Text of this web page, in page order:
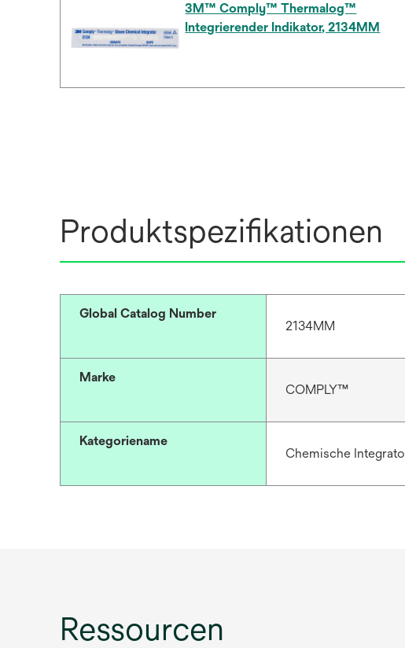
3M™ Comply™ Thermalog™
Integrierender Indikator, 2134MM
Produktspezifikationen
Global Catalog Number
2134MM
Marke
COMPLY™
Kategoriename
Chemische
Ressourcen